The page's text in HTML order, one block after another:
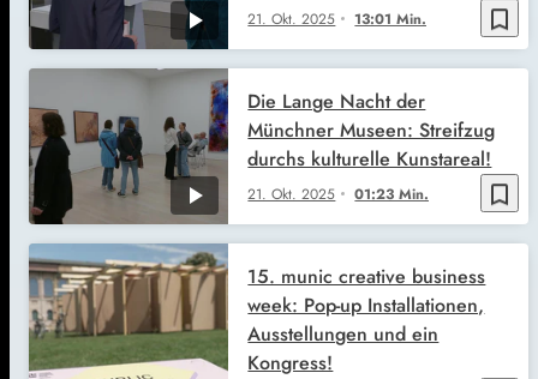
bookmark_border
21. Okt. 2025 13:01 Min.
bookmark_border
21. Okt. 2025 01:23 Min.
Die Lange Nacht der
Münchner Museen: Streifzug
durchs kulturelle Kunstareal!
15. munic creative business
week: Pop-up Installationen,
Ausstellungen und ein
Kongress!